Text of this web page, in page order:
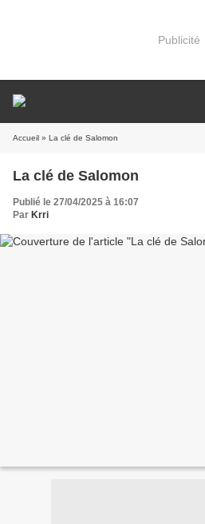
Publicité
Accueil » La clé de Salomon
La clé de Salomon
Publié le 27/04/2025 à 16:07
Par Krri